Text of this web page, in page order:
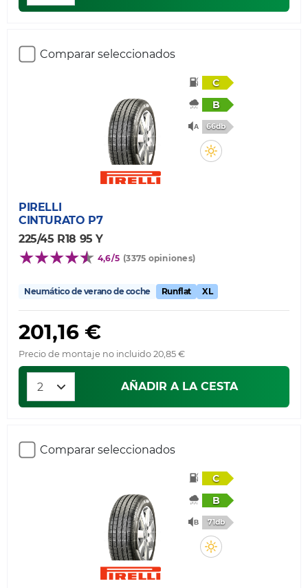
Comparar seleccionados
C
B
66db
PIRELLI
CINTURATO P7
225/45 R18 95 Y
4,6/5 (3375 opiniones)
Neumático de verano de coche Runflat XL
201,16 €
Precio de montaje no incluido 20,85 €
AÑADIR A LA CESTA
Comparar seleccionados
C
B
71db